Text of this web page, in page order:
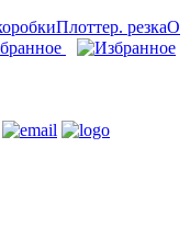
Плоттер. резкаО